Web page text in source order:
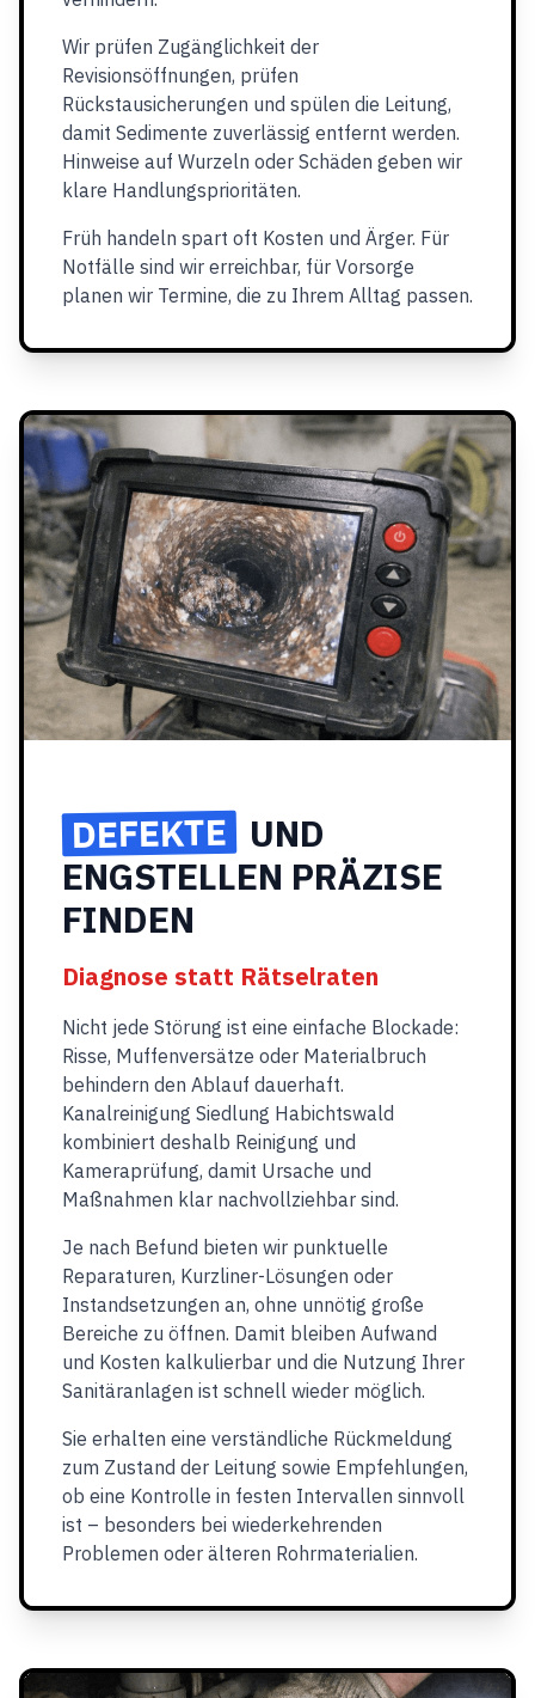
Wir prüfen Zugänglichkeit der
Revisionsöffnungen, prüfen
Rückstausicherungen und spülen die Leitung,
damit Sedimente zuverlässig entfernt werden.
Hinweise auf Wurzeln oder Schäden geben wir
klare Handlungsprioritäten.
Früh handeln spart oft Kosten und Ärger. Für
Notfälle sind wir erreichbar, für Vorsorge
planen wir Termine, die zu Ihrem Alltag passen.
DEFEKTE UND
ENGSTELLEN PRÄZISE
FINDEN
Diagnose statt Rätselraten
Nicht jede Störung ist eine einfache Blockade:
Risse, Muffenversätze oder Materialbruch
behindern den Ablauf dauerhaft.
Kanalreinigung Siedlung Habichtswald
kombiniert deshalb Reinigung und
Kameraprüfung, damit Ursache und
Maßnahmen klar nachvollziehbar sind.
Je nach Befund bieten wir punktuelle
Reparaturen, Kurzliner-Lösungen oder
Instandsetzungen an, ohne unnötig große
Bereiche zu öffnen. Damit bleiben Aufwand
und Kosten kalkulierbar und die Nutzung Ihrer
Sanitäranlagen ist schnell wieder möglich.
Sie erhalten eine verständliche Rückmeldung
zum Zustand der Leitung sowie Empfehlungen,
ob eine Kontrolle in festen Intervallen sinnvoll
ist – besonders bei wiederkehrenden
Problemen oder älteren Rohrmaterialien.